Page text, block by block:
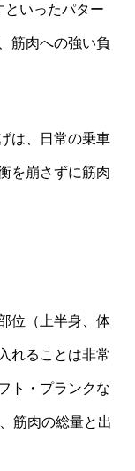
といったパター
筋肉への強い負
は、日常の乗車
を崩さずに筋肉
位（上半身、体
れることは非常
ト・プランクな
筋肉の総量と出